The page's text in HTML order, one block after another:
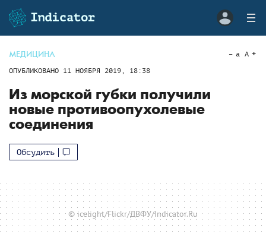
МЕДИЦИНА
ОПУБЛИКОВАНО 11 НОЯБРЯ 2019, 18:38
a A
Из морской губки получили
новые противоопухолевые
соединения
Обсудить
© icelight/Flickr/ДВФУ/Indicator.Ru